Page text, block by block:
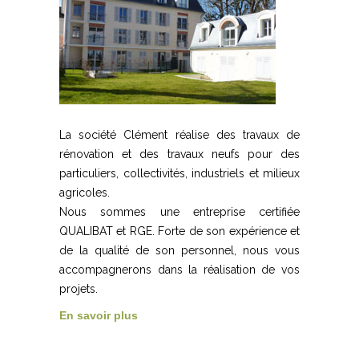
La société Clément réalise des travaux de
rénovation et des travaux neufs pour des
particuliers, collectivités, industriels et milieux
agricoles.
Nous sommes une entreprise certifiée
QUALIBAT et RGE. Forte de son expérience et
de la qualité de son personnel, nous vous
accompagnerons dans la réalisation de vos
projets.
En savoir plus